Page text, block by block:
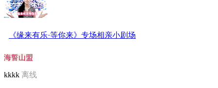
《缘来有乐·等你来》专场相亲小剧场
海誓山盟
kkkk 离线